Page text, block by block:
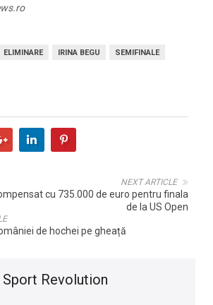
ELIMINARE IRINA BEGU
SEMIFINALE
NEXT ARTICLE
cu 735.000 de euro pentru finala
de la US Open
de hochei pe gheață
Sport Revolution